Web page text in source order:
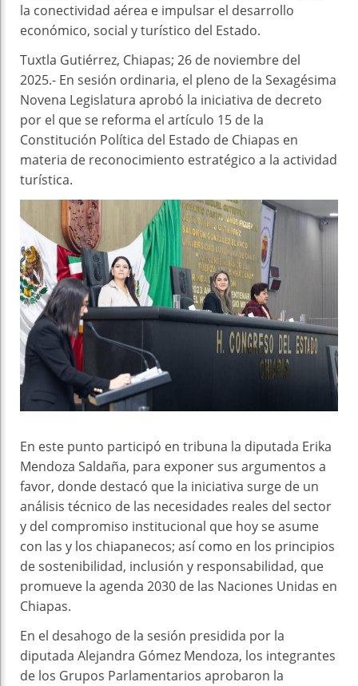
la conectividad aérea e impulsar el desarrollo
económico, social y turístico del Estado.
Tuxtla Gutiérrez, Chiapas; 26 de noviembre del
2025.- En sesión ordinaria, el pleno de la Sexagésima
Novena Legislatura aprobó la iniciativa de decreto
por el que se reforma el artículo 15 de la
Constitución Política del Estado de Chiapas en
materia de reconocimiento estratégico a la actividad
turística.
En este punto participó en tribuna la diputada Erika
Mendoza Saldaña, para exponer sus argumentos a
favor, donde destacó que la iniciativa surge de un
análisis técnico de las necesidades reales del sector
y del compromiso institucional que hoy se asume
con las y los chiapanecos; así como en los principios
de sostenibilidad, inclusión y responsabilidad, que
promueve la agenda 2030 de las Naciones Unidas en
Chiapas.
En el desahogo de la sesión presidida por la
diputada Alejandra Gómez Mendoza, los integrantes
de los Grupos Parlamentarios aprobaron la